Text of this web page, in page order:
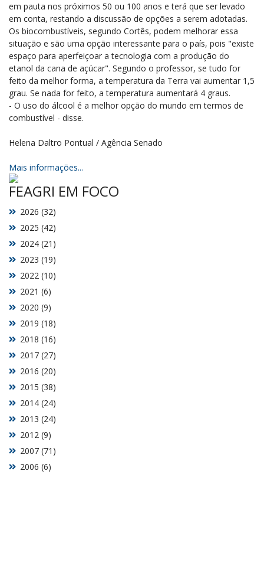
em pauta nos próximos 50 ou 100 anos e terá que ser levado
em conta, restando a discussão de opções a serem adotadas.
Os biocombustíveis, segundo Cortês, podem melhorar essa
situação e são uma opção interessante para o país, pois "existe
espaço para aperfeiçoar a tecnologia com a produção do
etanol da cana de açúcar". Segundo o professor, se tudo for
feito da melhor forma, a temperatura da Terra vai aumentar 1,5
grau. Se nada for feito, a temperatura aumentará 4 graus.
- O uso do álcool é a melhor opção do mundo em termos de
combustível - disse.
Helena Daltro Pontual / Agência Senado
Mais informações...
FEAGRI EM FOCO
2006 (6)
2007 (71)
2012 (9)
2013 (24)
2014 (24)
2015 (38)
2016 (20)
2017 (27)
2018 (16)
2019 (18)
2020 (9)
2021 (6)
2022 (10)
2023 (19)
2024 (21)
2025 (42)
2026 (32)